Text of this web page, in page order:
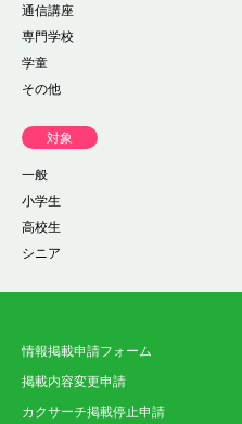
通信講座
専門学校
学童
その他
対象
一般
小学生
高校生
シニア
情報掲載申請フォーム
掲載内容変更申請
カクサーチ掲載停止申請